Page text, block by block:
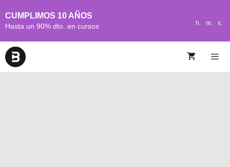
CUMPLIMOS 10 AÑOS
Hasta un 90% dto. en cursos h. m. s.